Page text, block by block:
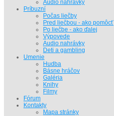
Audio nahrávky
Príbuzní
Počas liečby
Pred liečbou - ako pomôcť
Po liečbe - ako ďalej
Výpovede
Audio nahrávky
Deti a gambling
Umenie
Hudba
Básne hráčov
Galéria
Knihy
Filmy
Fórum
Kontakty
Mapa stránky